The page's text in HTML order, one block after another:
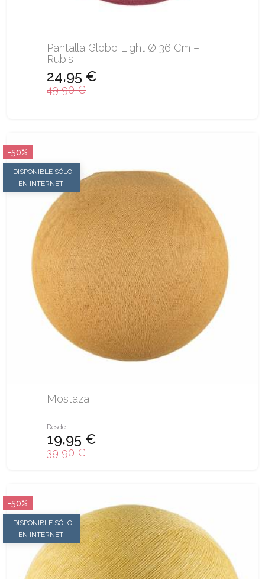
Pantalla Globo Light Ø 36 Cm –
Rubis
24,95 €
49,90 €
¡DISPONIBLE SÓLO
EN INTERNET!
-50%
Mostaza
Desde
19,95 €
39,90 €
¡DISPONIBLE SÓLO
EN INTERNET!
-50%